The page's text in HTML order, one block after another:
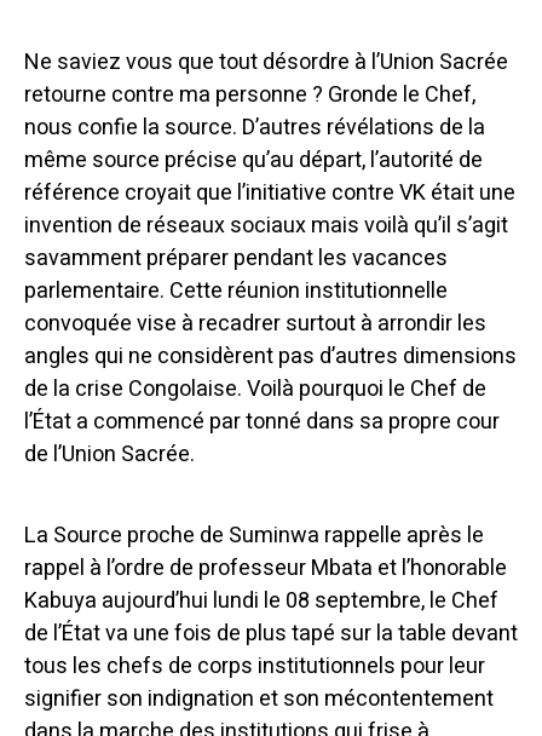
Ne saviez vous que tout désordre à l’Union Sacrée
retourne contre ma personne ? Gronde le Chef,
nous confie la source. D’autres révélations de la
même source précise qu’au départ, l’autorité de
référence croyait que l’initiative contre VK était une
invention de réseaux sociaux mais voilà qu’il s’agit
savamment préparer pendant les vacances
parlementaire. Cette réunion institutionnelle
convoquée vise à recadrer surtout à arrondir les
angles qui ne considèrent pas d’autres dimensions
de la crise Congolaise. Voilà pourquoi le Chef de
l’État a commencé par tonné dans sa propre cour
de l’Union Sacrée.
La Source proche de Suminwa rappelle après le
rappel à l’ordre de professeur Mbata et l’honorable
Kabuya aujourd’hui lundi le 08 septembre, le Chef
de l’État va une fois de plus tapé sur la table devant
tous les chefs de corps institutionnels pour leur
signifier son indignation et son mécontentement